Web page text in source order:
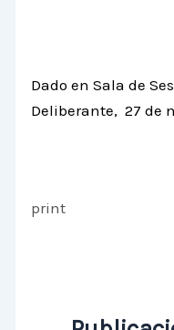
Dado en Sala de
Deliberante, 27 de
print